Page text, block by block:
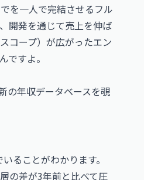
を一人で完結させるフル
開発を通じて売上を伸ば
コープ）が広がったエン
ですよ。
の年収データベースを覗
ることがわかります。
の差が3年前と比べて圧